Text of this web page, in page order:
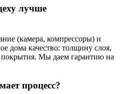
лучше
(камера, компрессоры) и
дома качество: толщину слоя,
покрытия. Мы даем гарантию на
процесс?